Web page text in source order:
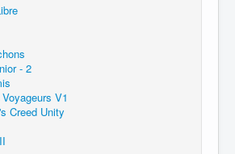
- 2
V1
Creed Unity